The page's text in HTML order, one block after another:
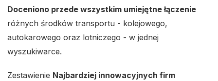
Doceniono przede wszystkim umiejętne łączenie
różnych środków transportu - kolejowego,
autokarowego oraz lotniczego - w jednej
wyszukiwarce.
Zestawienie Najbardziej innowacyjnych firm